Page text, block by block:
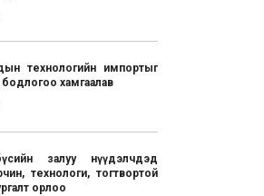
технологийн импортыг
бодлогоо хамгаалав
залуу нүүдэлчдэд
технологи, тогтвортой
орлоо